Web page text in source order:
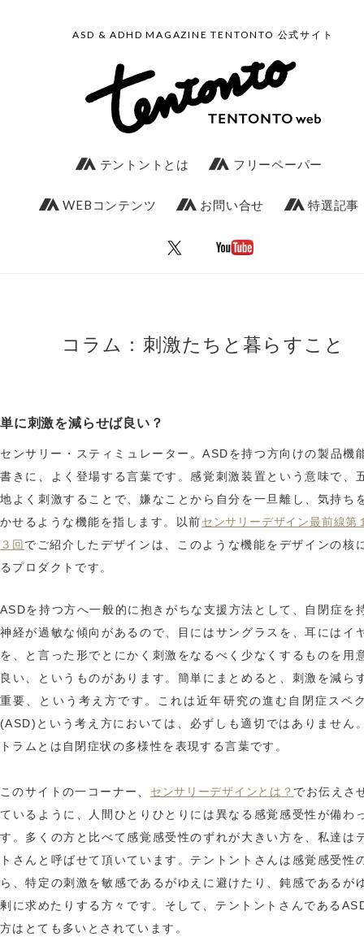
ASD & ADHD MAGAZINE TENTONTO 公式サイト
テントントとは フリーペーパー
WEBコンテンツ お問い合せ 特選記事
コラム：刺激たちと暮らすこと
単に刺激を減らせば良い？
センサリー・スティミュレーター。ASDを持つ方向けの製品機
書きに、よく登場する言葉です。感覚刺激装置という意味で、
地よく刺激することで、嫌なことから自分を一旦離し、気持ち
かせるような機能を指します。以前センサリーデザイン最前線第
３回でご紹介したデザインは、このような機能をデザインの核
るプロダクトです。
ASDを持つ方へ一般的に抱きがちな支援方法として、自閉症を
神経が過敏な傾向があるので、目にはサングラスを、耳にはイ
を、と言った形でとにかく刺激をなるべく少なくするものを用
良い、というものがあります。簡単にまとめると、刺激を減ら
重要、という考え方です。これは近年研究の進む自閉症スペ
(ASD)という考え方においては、必ずしも適切ではありません
トラムとは自閉症状の多様性を表現する言葉です。
このサイトの一コーナー、 センサリーデザインとは？ でお伝えさ
ているように、人間ひとりひとりには異なる感覚感受性が備わ
す。多くの方と比べて感覚感受性のずれが大きい方を、私達は
トさんと呼ばせて頂いています。テントントさんは感覚感受性
ら、特定の刺激を敏感であるがゆえに避けたり、鈍感であるが
剰に求めたりする方々です。そして、テントントさんである
方はとても多いとされています。